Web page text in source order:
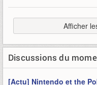
Afficher
Discussions du
[Actu] Nintendo et the